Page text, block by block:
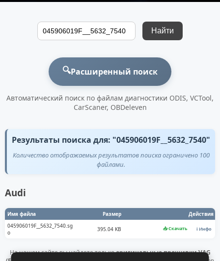
Найти
🔍Расширенный поиск
Автоматический поиск по файлам диагностики ODIS, VCTool,
CarScaner, OBDeleven
Результаты поиска для: "045906019F__5632_7540"
Количество отображаемых результатов поиска ограничено 100
файлами.
Audi
Имя файла Размер
Действия
045906019F__5632_7540.sg
o
395.04 KB 📥 Скачать ℹ️ Инфо
На нашем сайте вы найдете толькооригинальные прошивки VAG